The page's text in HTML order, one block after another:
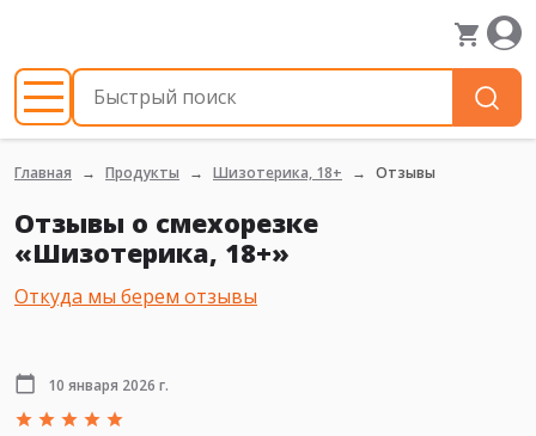
Главная Продукты Шизотерика, 18+ Отзывы
Отзывы о смехорезке
«Шизотерика, 18+»
Откуда мы берем отзывы
10 января 2026 г.